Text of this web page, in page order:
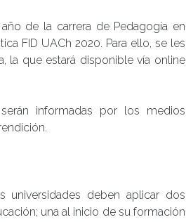
de la carrera de Pedagogía en
FID UACh 2020. Para ello, se les
la que estará disponible vía online
informadas por los medios
universidades deben aplicar dos
una al inicio de su formación